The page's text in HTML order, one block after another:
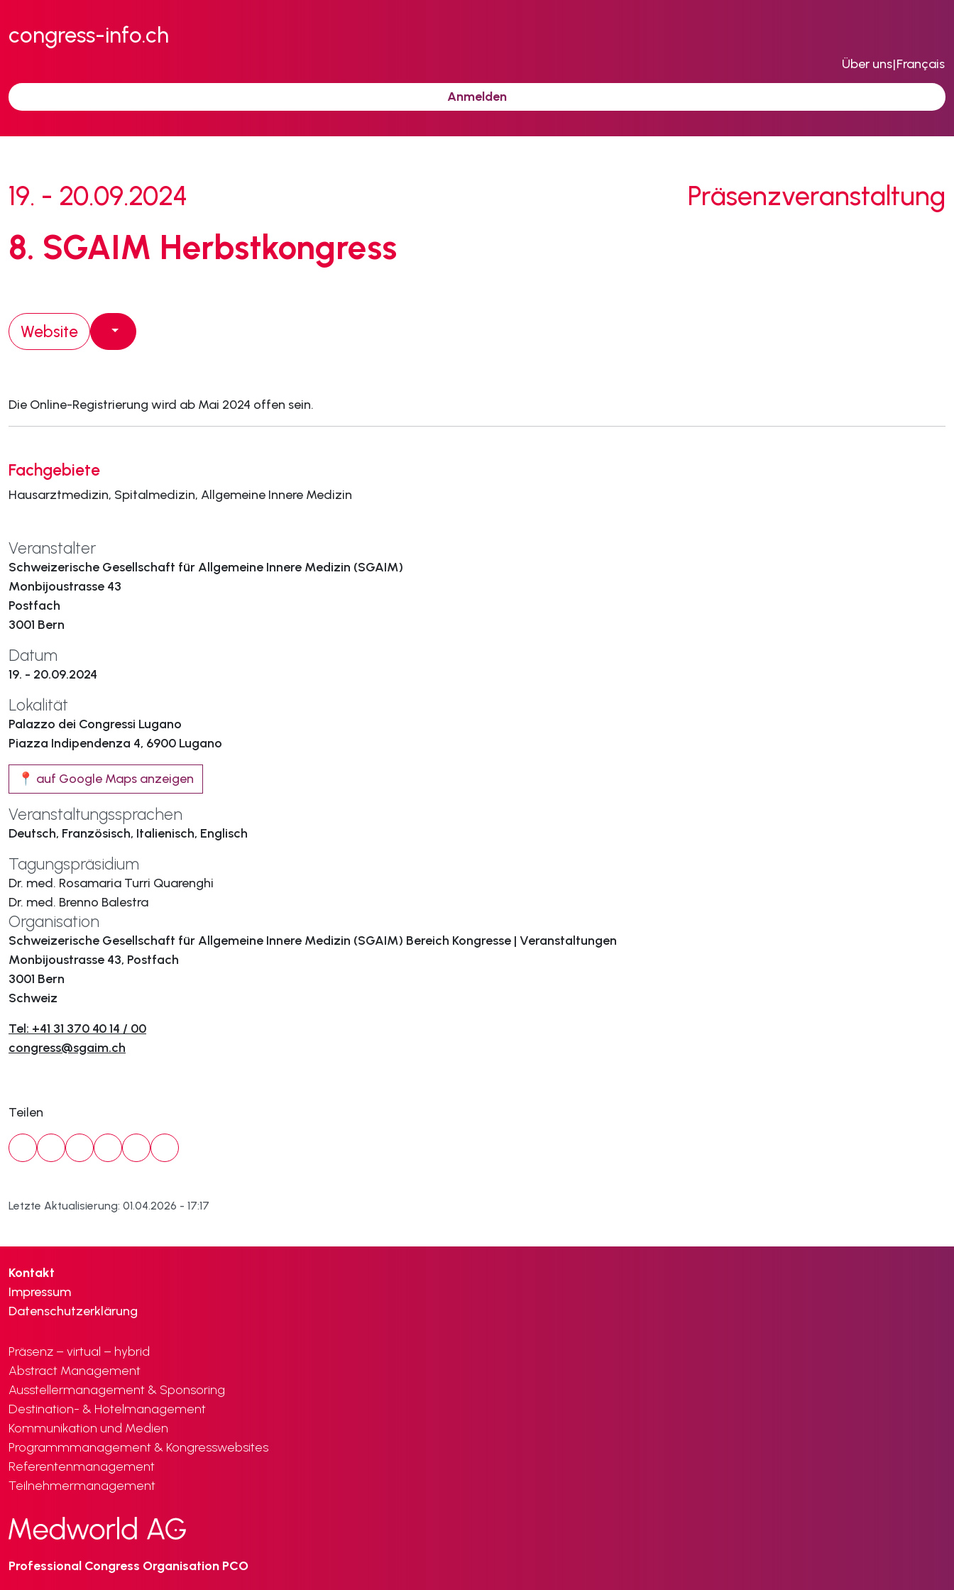
congress-info.ch
Über uns|Français
Anmelden
19. - 20.09.2024 Präsenzveranstaltung
8. SGAIM Herbstkongress
Website
Die Online-Registrierung wird ab Mai 2024 offen sein.
Fachgebiete
Hausarztmedizin, Spitalmedizin, Allgemeine Innere Medizin
Veranstalter
Schweizerische Gesellschaft für Allgemeine Innere Medizin (SGAIM)
Monbijoustrasse 43
Postfach
3001 Bern
Datum
19. - 20.09.2024
Lokalität
Palazzo dei Congressi Lugano
Piazza Indipendenza 4, 6900 Lugano
📍 auf Google Maps anzeigen
Veranstaltungssprachen
Deutsch, Französisch, Italienisch, Englisch
Tagungspräsidium
Dr. med. Rosamaria Turri Quarenghi
Dr. med. Brenno Balestra
Organisation
Schweizerische Gesellschaft für Allgemeine Innere Medizin (SGAIM) Bereich Kongresse | Veranstaltungen
Monbijoustrasse 43, Postfach
3001 Bern
Schweiz
Tel: +41 31 370 40 14 / 00
congress@sgaim.ch
Teilen
Letzte Aktualisierung: 01.04.2026 - 17:17
Kontakt
Impressum
Datenschutzerklärung
Professional Congress Organisation PCO
Präsenz – virtual – hybrid
Abstract Management
Ausstellermanagement & Sponsoring
Destination- & Hotelmanagement
Kommunikation und Medien
Programmmanagement & Kongresswebsites
Referentenmanagement
Teilnehmermanagement